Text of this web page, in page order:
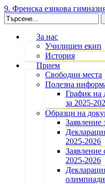
9. Френска езикова
Search
for:
За нас
Училищен екип
История
Прием
Свободни места
Полезна
График на
за 2025-
Образци на
Заявление
2025-2026
2025-2026